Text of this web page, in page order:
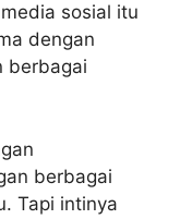
sosial itu
dengan
berbagai
berbagai
Tapi intinya